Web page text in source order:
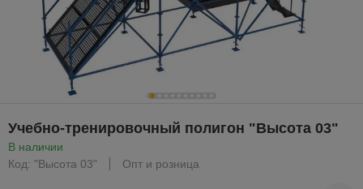
Учебно-тренировочный полигон "Высота 03"
В наличии
Код: "Высота 03"
Опт и розница